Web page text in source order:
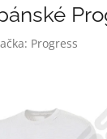
Progress